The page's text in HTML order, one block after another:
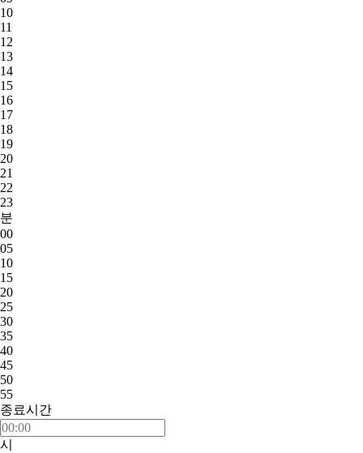
10
11
12
13
14
15
16
17
18
19
20
21
22
23
분
00
05
10
15
20
25
30
35
40
45
50
55
종료시간
시